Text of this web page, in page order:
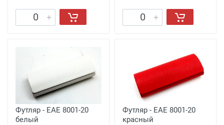
Футляр - EAE 8001-20
белый
Футляр - EAE 8001-20
красный